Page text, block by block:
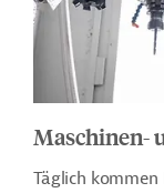
Maschinen-
Täglich